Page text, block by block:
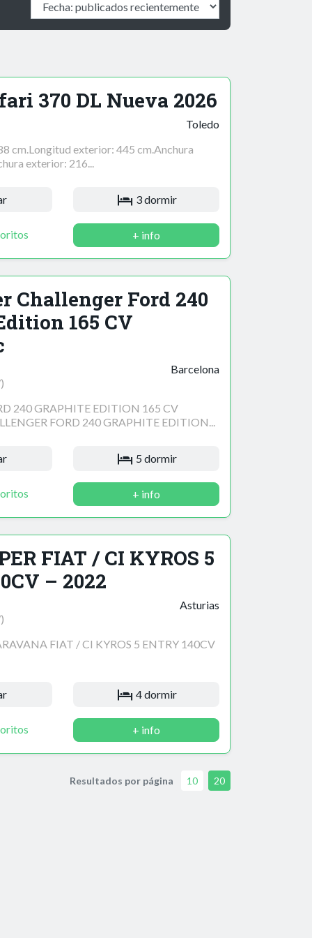
370 DL Nueva 2026
Toledo
cm.Longitud exterior: 445 cm.Anchura
exterior: 216...
3 dormir
+ info
Challenger Ford 240
165 CV
Barcelona
240 GRAPHITE EDITION 165 CV
FORD 240 GRAPHITE EDITION...
5 dormir
+ info
FIAT / CI KYROS 5
– 2022
Asturias
FIAT / CI KYROS 5 ENTRY 140CV
4 dormir
+ info
Resultados por página 10 20